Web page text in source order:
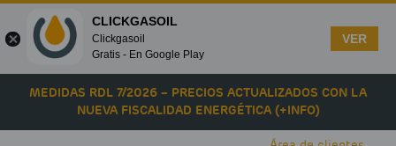
Skip to main content
MEDIDAS RDL 7/2026 – PRECIOS ACTUALIZADOS CON LA
NUEVA FISCALIDAD ENERGÉTICA (+INFO)
CLICKGASOIL
Clickgasoil
Gratis - En Google Play
VER